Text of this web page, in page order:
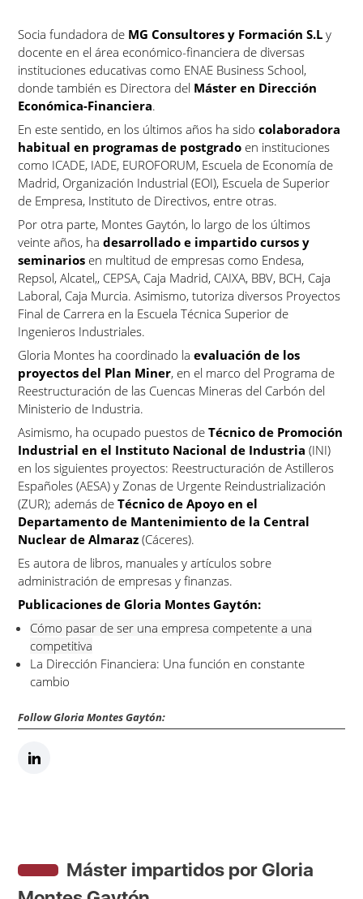
Socia fundadora de MG Consultores y Formación S.L y
docente en el área económico-financiera de diversas
instituciones educativas como ENAE Business School,
donde también es Directora del Máster en Dirección
Económica-Financiera.
En este sentido, en los últimos años ha sidocolaboradora
habitual en programas de postgrado en instituciones
como ICADE, IADE, EUROFORUM, Escuela de Economía de
Madrid, Organización Industrial (EOI), Escuela de Superior
de Empresa, Instituto de Directivos, entre otras.
Por otra parte, Montes Gaytón, lo largo de los últimos
veinte años, hadesarrollado e impartido cursos y
seminarios en multitud de empresas como Endesa,
Repsol, Alcatel,, CEPSA, Caja Madrid, CAIXA, BBV, BCH, Caja
Laboral, Caja Murcia. Asimismo, tutoriza diversos Proyectos
Final de Carrera en la Escuela Técnica Superior de
Ingenieros Industriales.
Gloria Montes ha coordinado laevaluación de los
proyectos del Plan Miner, en el marco del Programa de
Reestructuración de las Cuencas Mineras del Carbón del
Ministerio de Industria.
Asimismo, ha ocupado puestos deTécnico de Promoción
Industrial en el Instituto Nacional de Industria (INI)
en los siguientes proyectos: Reestructuración de Astilleros
Españoles (AESA) y Zonas de Urgente Reindustrialización
(ZUR); además deTécnico de Apoyo en el
Departamento de Mantenimiento de la Central
Nuclear de Almaraz (Cáceres).
Es autora de libros, manuales y artículos sobre
administración de empresas y finanzas.
Publicaciones de Gloria Montes Gaytón:
Cómo pasar de ser una empresa competente a una
competitiva
La Dirección Financiera: Una función en constante
cambio
Follow Gloria Montes Gaytón:
Máster impartidos por Gloria